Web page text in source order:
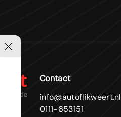
Contact
info@autoflikweert.nl
0111-653151